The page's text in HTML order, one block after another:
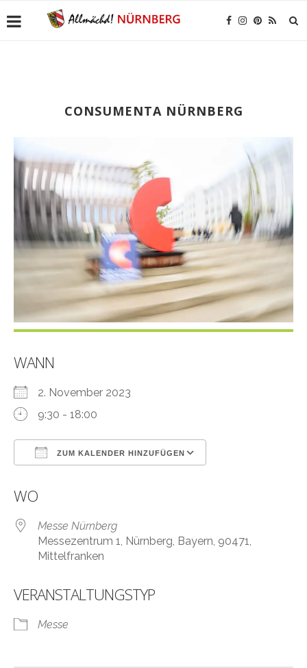
CONSUMENTA NÜRNBERG
WANN
2. November 2023
9:30 - 18:00
ZUM KALENDER HINZUFÜGEN
WO
Messe Nürnberg
Messezentrum 1, Nürnberg, Bayern, 90471,
Mittelfranken
VERANSTALTUNGSTYP
Messe